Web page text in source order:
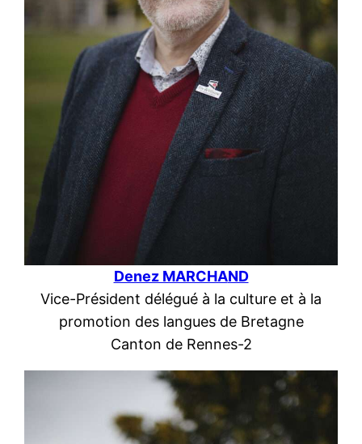
Denez MARCHAND
Vice-Président délégué à la culture et à la
promotion des langues de Bretagne
Canton de Rennes-2